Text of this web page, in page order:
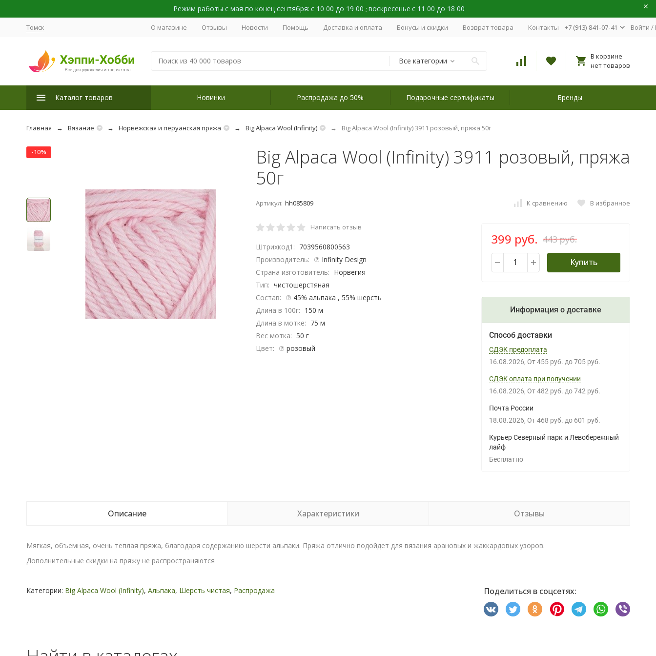
Режим работы с мая по конец сентября: с 10 00 до 19 00 ; воскресенье с 11 00 до 18 00
Томск О магазине Отзывы Новости Помощь Доставка и оплата Бонусы и скидки Возврат товара Контакты +7 (913) 841-07-41 Войти /
Все категории
В корзине
нет товаров
Каталог товаров Новинки Распродажа до 50% Подарочные сертификаты Бренды
Главная Вязание Норвежская и перуанская пряжа Big Alpaca Wool (Infinity) Big Alpaca Wool (Infinity) 3911 розовый, пряжа 50г
-10%
Big Alpaca Wool (Infinity) 3911 розовый, пряжа
50г
Артикул: hh085809 К сравнению В избранное
Написать отзыв
Штрихкод1: 7039560800563
Производитель:
Infinity Design
Страна изготовитель: Норвегия
Тип: чистошерстяная
Состав:
45% альпака , 55% шерсть
Длина в 100г: 150 м
Длина в мотке: 75 м
Вес мотка: 50 г
Цвет:
розовый
399 руб. 443 руб.
Купить
Информация о доставке
Способ доставки
СДЭК предоплата
16.08.2026 От 455 руб. до 705 руб.
СДЭК оплата при получении
16.08.2026 От 482 руб. до 742 руб.
Почта России
18.08.2026 От 468 руб. до 601 руб.
Курьер Северный парк и Левобережный
лайф
Бесплатно
Описание Характеристики Отзывы
Мягкая, объемная, очень теплая пряжа, благодаря содержанию шерсти альпаки. Пряжа отлично подойдет для вязания арановых и жаккардовых узоров.
Дополнительные скидки на пряжу не распространяются
Категории: Big Alpaca Wool (Infinity), Альпака, Шерсть чистая, Распродажа Поделиться в соцсетях: